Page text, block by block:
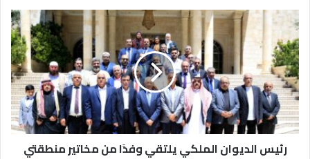
ر
ئ
ي
س
ا
ل
د
ي
و
رئيس الديوان الملكي يلتقي وفدًا من مخاتير منطقتي